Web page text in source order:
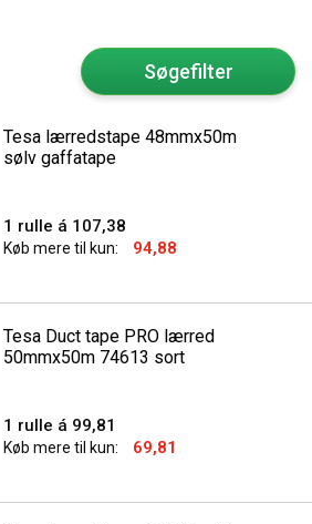
Søgefilter
Tesa lærredstape 48mmx50m
sølv gaffatape
1 rulle á 107,38
Køb mere til kun: 94,88
Tesa Duct tape PRO lærred
50mmx50m 74613 sort
1 rulle á 99,81
Køb mere til kun: 69,81